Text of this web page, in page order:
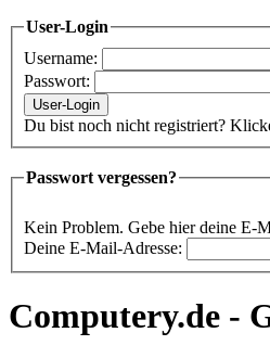
User-Login
Username:
Passwort:
Du bist noch nicht registriert?
Passwort vergessen?
Kein Problem. Gebe hier deine E-
Deine E-Mail-Adresse:
Computery.de -